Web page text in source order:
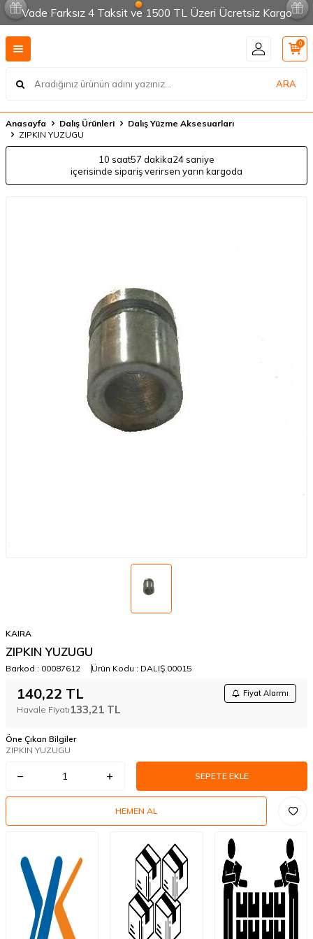
Vade Farksız 4 Taksit ve 1500 TL Üzeri Ücretsiz Kargo
ARA
0
Anasayfa Dalış Ürünleri
Dalış Yüzme Aksesuarları
ZIPKIN YUZUGU
10 saat57 dakika24 saniye
içerisinde sipariş verirsen yarın kargoda
KAIRA
ZIPKIN YUZUGU
Barkod : 00087612 Ürün Kodu : DALIŞ.00015
140,22 TL Fiyat Alarmı
Havale Fiyatı 133,21 TL
Öne Çıkan Bilgiler
ZIPKIN YUZUGU
SEPETE EKLE
HEMEN AL